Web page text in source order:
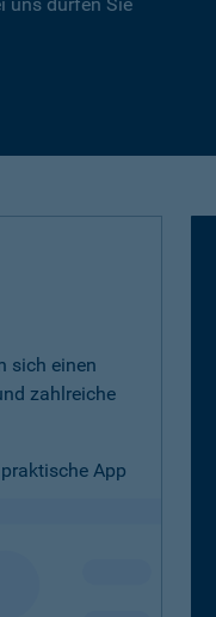
sich einen
zahlreiche
App